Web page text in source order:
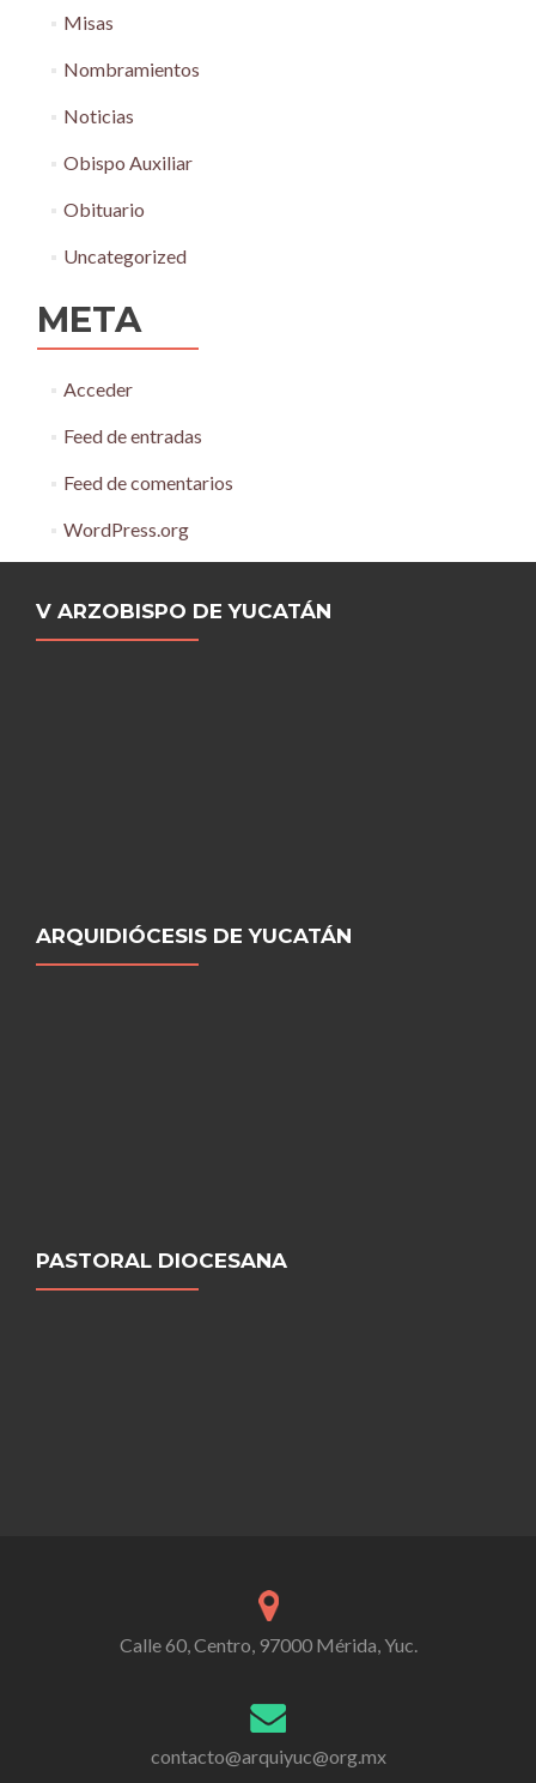
Misas
Nombramientos
Noticias
Obispo Auxiliar
Obituario
Uncategorized
META
Acceder
Feed de entradas
Feed de comentarios
WordPress.org
V ARZOBISPO DE YUCATÁN
ARQUIDIÓCESIS DE YUCATÁN
PASTORAL DIOCESANA
Calle 60, Centro, 97000 Mérida, Yuc.
contacto@arquiyuc@org.mx